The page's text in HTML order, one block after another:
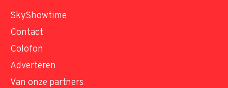
SkyShowtime
Contact
Colofon
Adverteren
Van onze partners